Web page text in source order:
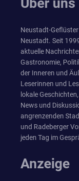
Neustadt-
Neustadt. Seit
aktuelle
Gastronomie,
der Inneren und
Leserinnen und
lokale
News und
angrenzenden
und Radeberger
jeden Tag im
Anzeige